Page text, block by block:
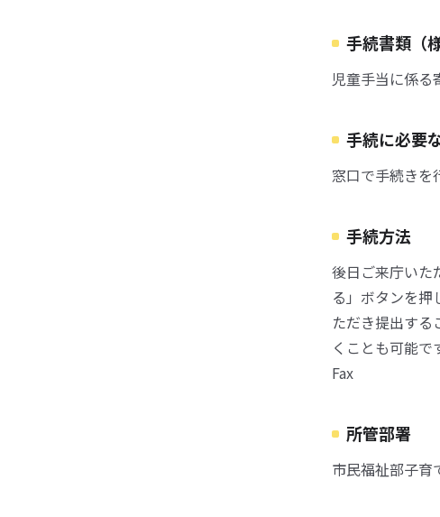
手続書類（
児童手当に係る
手続に必要
窓口で手続きを
手続方法
後日ご来庁いた
る」ボタンを押
ただき提出する
くことも可能で
Fax
所管部署
市民福祉部子育